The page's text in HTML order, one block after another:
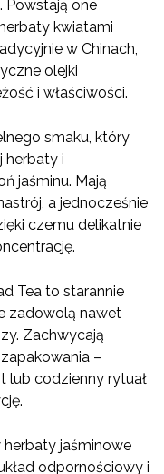
Powstają one
kwiatami
w Chinach,
olejki
i właściwości.
smaku, który
herbaty i
jaśminu. Mają
a jednocześnie
czemu delikatnie
Tea to starannie
zadowolą nawet
Zachwycają
–
lub codzienny rytuał
jaśminowe
odpornościowy i